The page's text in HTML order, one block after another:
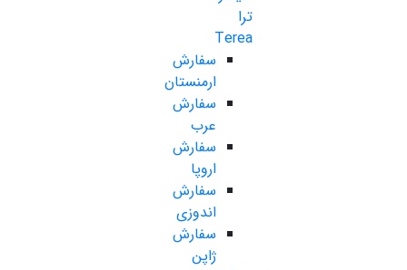
ترا
Terea
سفارش
ارمنستان
سفارش
عرب
سفارش
اروپا
سفارش
اندوزی
سفارش
ژاپن